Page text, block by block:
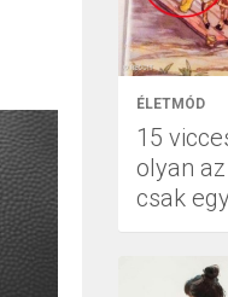
ÉLETMÓD
15
olyan
csak